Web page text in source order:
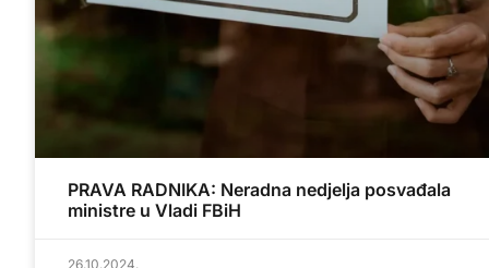
PRAVA RADNIKA: Neradna nedjelja posvađala
ministre u Vladi FBiH
26.10.2024.